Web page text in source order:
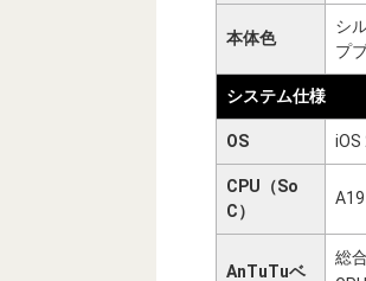
本体色
シ
プ
システム仕様
OS iOS
CPU（So
C）
AnTuTuベ
総